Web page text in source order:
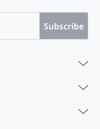
Subscribe